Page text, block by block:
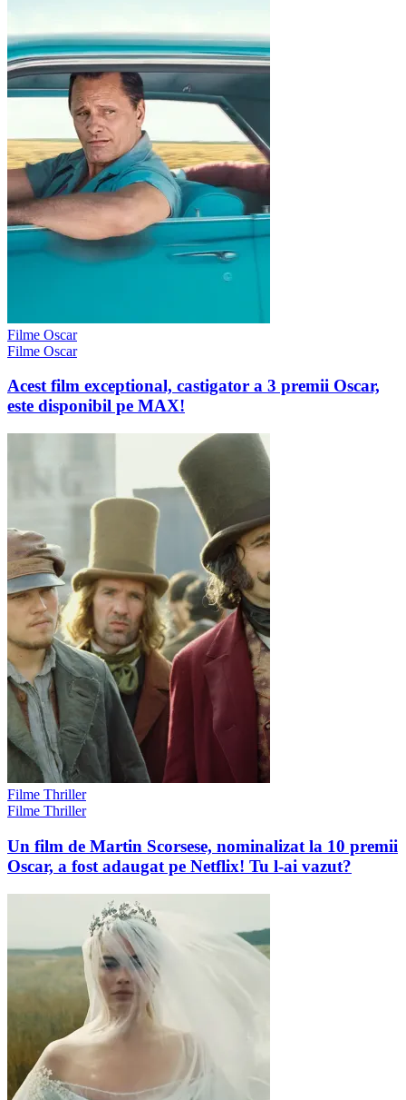
Filme Oscar
Filme Oscar
Acest film exceptional, castigator a 3 premii Oscar,
este disponibil pe MAX!
Filme Thriller
Filme Thriller
Un film de Martin Scorsese, nominalizat la 10 premii
Oscar, a fost adaugat pe Netflix! Tu l-ai vazut?